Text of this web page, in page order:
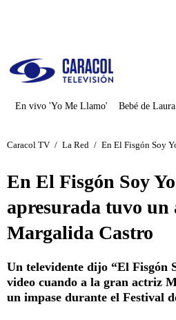
En vivo 'Yo Me Llamo' Bebé de
Caracol TV / La Red / En El Fisgón Soy
En El Fisgón Soy
apresurada tuvo un
Margalida Castro
Un televidente dijo “El Fisgón
video cuando a la gran actriz
un impase durante el Festival